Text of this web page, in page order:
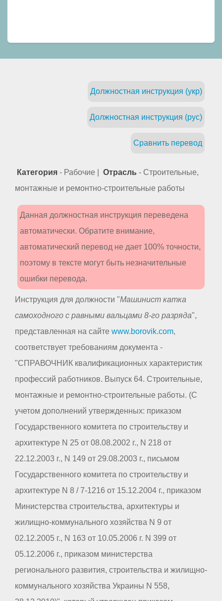
Должностная инструкция (укр)
Должностная инструкция (рус)
Сравнить перевод
Категория - Рабочие | Отрасль - Строительные,
монтажные и ремонтно-строительные работы
Данная должностная инструкция переведена
автоматически. Обратите внимание,
автоматический перевод не дает 100% точности,
поэтому в тексте могут быть незначительные
ошибки перевода.
Инструкция для должности "Машинист катка
самоходного с равными вальцами 8-го разряда",
представленная на сайте www.borovik.com,
соответствует требованиям документа -
"СПРАВОЧНИК квалификационных характеристик
профессий работников. Выпуск 64. Строительные,
монтажные и ремонтно-строительные работы. (С
учетом дополнений утвержденных: приказом
Государственного комитета по строительству и
архитектуре N 25 от 08.08.2002 г., N 218 от
22.12.2003 г., N 149 от 29.08.2003 г., письмом
Государственного комитета по строительству и
архитектуре N 8 / 7-1216 от 15.12.2004 г., приказом
Министерства строительства, архитектуры и
жилищно-коммунального хозяйства N 9 от
02.12.2005 г., N 163 от 10.05.2006 г. N 399 от
05.12.2006 г., приказом министерства
регионального развития, строительства и жилищно-
коммунального хозяйства Украины N 558,